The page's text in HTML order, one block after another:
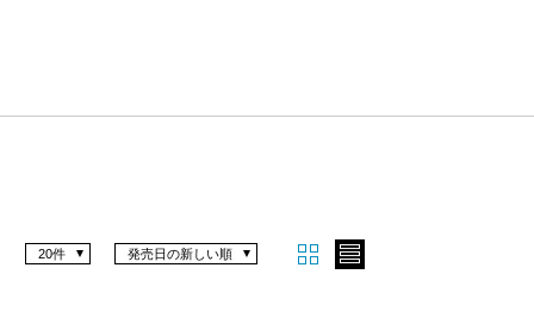
発売日の新しい順
20件